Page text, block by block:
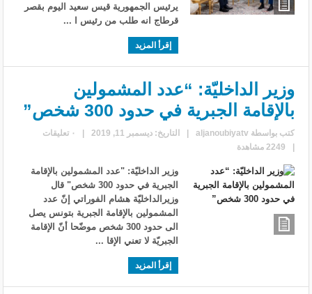
يرئيس الجمهورية قيس سعيد اليوم بقصر
قرطاج انه طلب من رئيس ا ...
إقرأ المزيد
وزير الداخليّة: “عدد المشمولين
بالإقامة الجبرية في حدود 300 شخص”
كتب بواسطةaljanoubiyatv
| التاريخ: ديسمبر 11, 2019 |
٠ تعليقات
|
2249 مشاهدة
وزير الداخليّة: "عدد المشمولين بالإقامة
الجبرية في حدود 300 شخص" قال
وزيرالداخليّة هشام الفوراتي إنّ عدد
المشمولين بالإقامة الجبرية بتونس يصل
الى حدود 300 شخص موضّحا أنّ الإقامة
الجبريّة لا تعني الإقا ...
إقرأ المزيد